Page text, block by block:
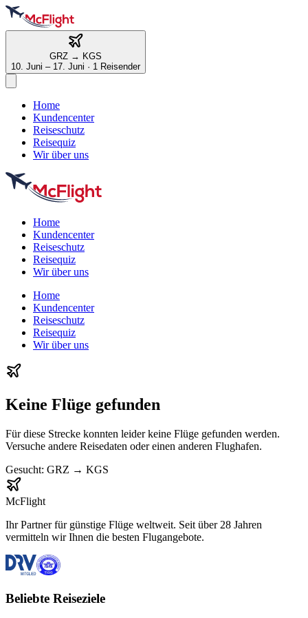
GRZ → KGS
10. Juni – 17. Juni · 1 Reisender
Home
Kundencenter
Reiseschutz
Reisequiz
Wir über uns
Home
Kundencenter
Reiseschutz
Reisequiz
Wir über uns
Home
Kundencenter
Reiseschutz
Reisequiz
Wir über uns
Keine Flüge gefunden
Für diese Strecke konnten leider keine Flüge gefunden werden.
Versuche andere Reisedaten oder einen anderen Flughafen.
Gesucht: GRZ → KGS
McFlight
Ihr Partner für günstige Flüge weltweit. Seit über 28 Jahren
vermitteln wir Ihnen die besten Flugangebote.
Beliebte Reiseziele